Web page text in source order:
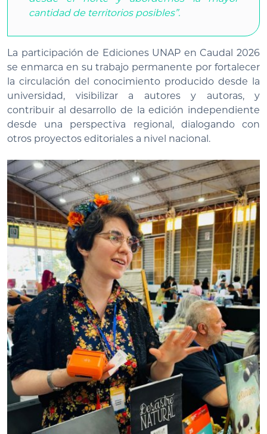
cantidad de territorios posibles”.
La participación de Ediciones UNAP en Caudal 2026
se enmarca en su trabajo permanente por fortalecer
la circulación del conocimiento producido desde la
universidad, visibilizar a autores y autoras, y
contribuir al desarrollo de la edición independiente
desde una perspectiva regional, dialogando con
otros proyectos editoriales a nivel nacional.